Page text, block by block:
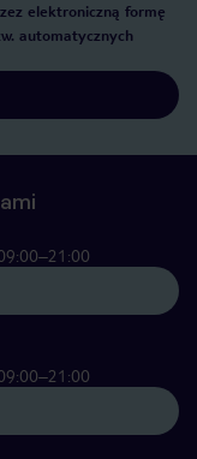
elektroniczną formę
automatycznych